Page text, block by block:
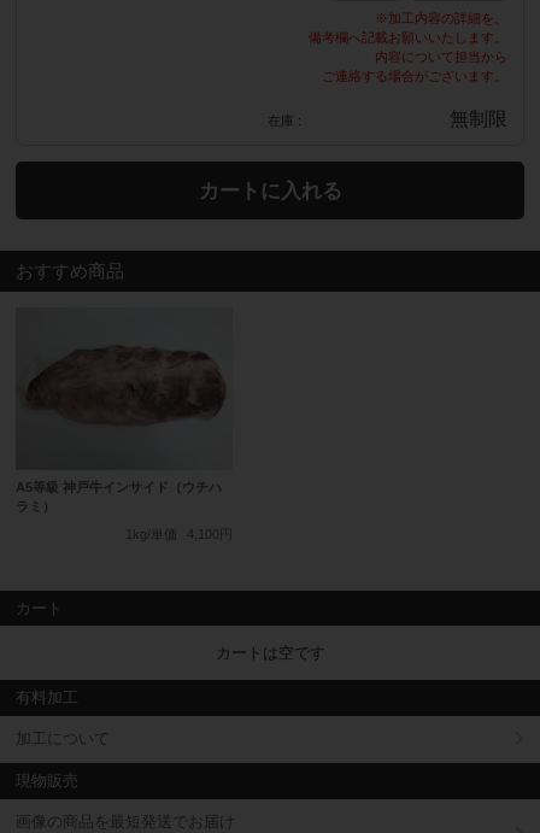
在庫
※加工内容の詳細を、
備考欄へ記載お願いいたします。
内容について担当から
ご連絡する場合がございます。
無制限
カートに入れる
おすすめ商品
A5等級 神戸牛インサイド（ウチハ
ラミ）
1kg/単価
4,100円
カート
カートは空です
有料加工
加工について
現物販売
画像の商品を最短発送でお届け